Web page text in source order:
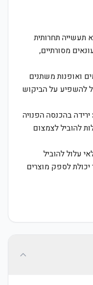
תעשייה תחרותית
מסורתיים,
ואופנות משתנים
להשפיע על הביקוש
ירידה בהכנסה הפנויה
להוביל לצמצום
עלול להוביל
יכולת לספק מוצרים